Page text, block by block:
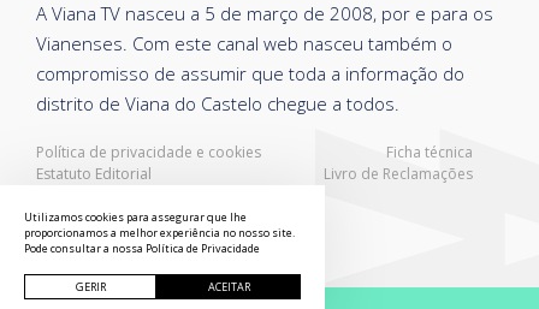
Política de privacidade e cookies
Ficha técnica
Estatuto Editorial
Livro de Reclamações
A Viana TV nasceu a 5 de março de 2008, por e para os
Vianenses. Com este canal web nasceu também o
compromisso de assumir que toda a informação do
distrito de Viana do Castelo chegue a todos.
Utilizamos cookies para assegurar que lhe
proporcionamos a melhor experiência no nosso site.
Pode consultar a nossa Política de Privacidade
GERIR ACEITAR